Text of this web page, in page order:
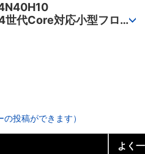
代Core対応小型フロア
投稿ができます）
よく